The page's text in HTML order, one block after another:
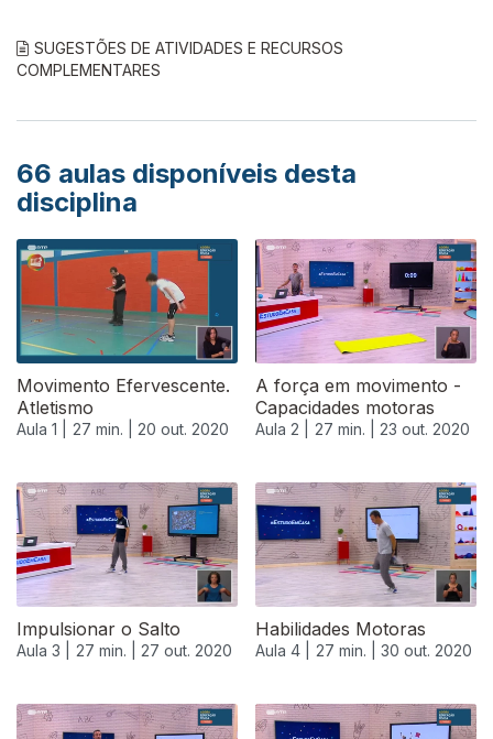
SUGESTÕES DE ATIVIDADES E RECURSOS
COMPLEMENTARES
66 aulas disponíveis desta
disciplina
Movimento Efervescente.
Atletismo
Aula 1 | 27 min. | 20 out. 2020
A força em movimento -
Capacidades motoras
Aula 2 | 27 min. | 23 out. 2020
Impulsionar o Salto
Aula 3 | 27 min. | 27 out. 2020
Habilidades Motoras
Aula 4 | 27 min. | 30 out. 2020